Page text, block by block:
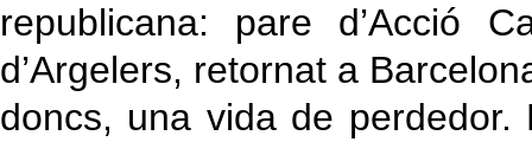
republicana: pare d’Acció
d’Argelers, retornat a
doncs, una vida de